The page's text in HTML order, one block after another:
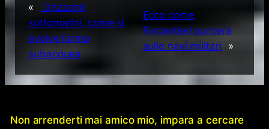
«
Orizzonti
sottomarini, come si
evolve l’arma
subacquea
Ecco come
Fincantieri punterà
sulle navi militari
»
Non arrenderti mai amico mio, impara a cercare